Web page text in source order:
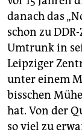
danach das
schon zu
Umtrunk in
Leipziger
unter einem
bisschen
hat. Von der
so viel zu